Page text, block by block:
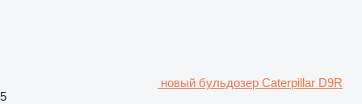
новый бульдозер Caterpillar D9R
5